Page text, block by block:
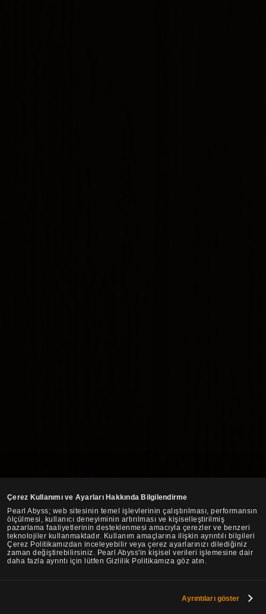
Çerez Kullanımı ve Ayarları Hakkında Bilgilendirme
Pearl Abyss; web sitesinin temel işlevlerinin çalıştırılması, performansın
ölçülmesi, kullanıcı deneyiminin artırılması ve kişiselleştirilmiş
pazarlama faaliyetlerinin desteklenmesi amacıyla çerezler ve benzeri
teknolojiler kullanmaktadır. Kullanım amaçlarına ilişkin ayrıntılı bilgileri
Çerez Politikamızdan inceleyebilir veya çerez ayarlarınızı dilediğiniz
zaman değiştirebilirsiniz. Pearl Abyss'in kişisel verileri işlemesine dair
daha fazla ayrıntı için lütfen Gizlilik Politikamıza göz atın.
Ayrıntıları göster